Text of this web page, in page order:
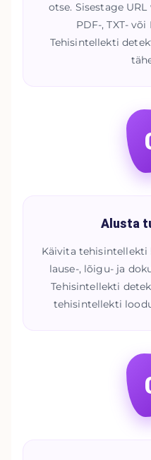
otse. Sisestage
PDF-, TXT- või
Tehisintellekti
Alusta
Käivita tehisintellekti
lause-, lõigu- ja
Tehisintellekti
tehisintellekti